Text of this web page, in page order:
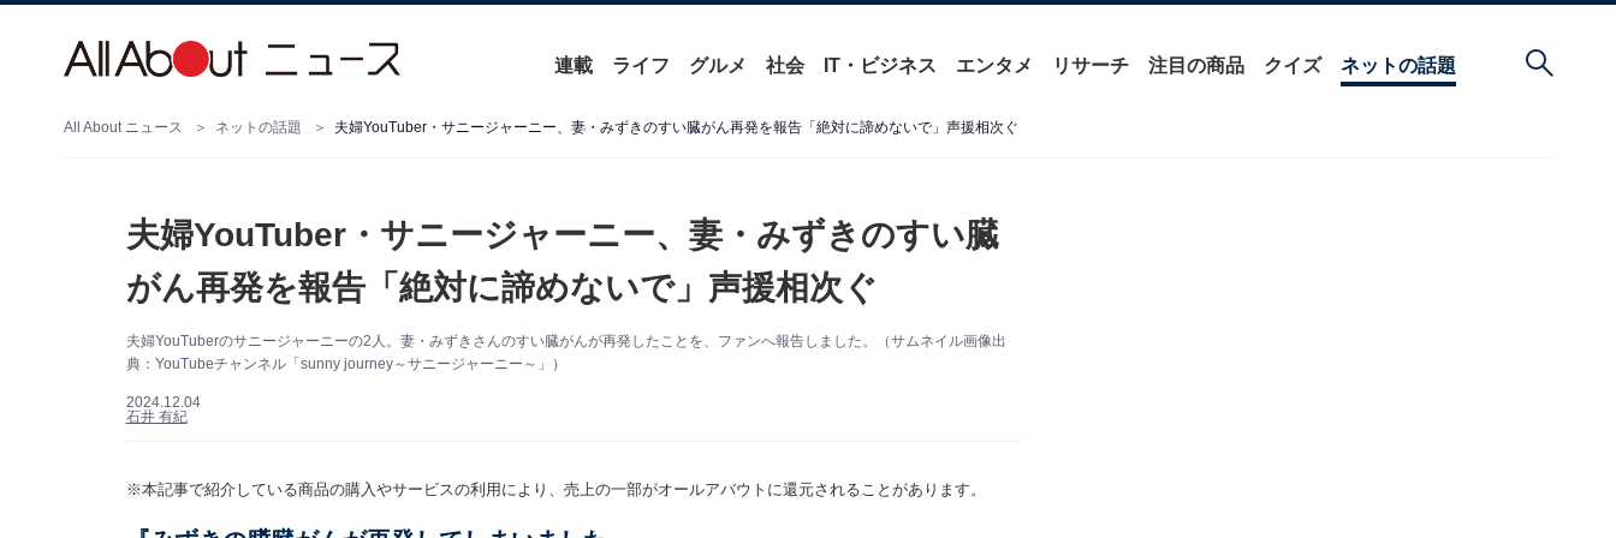
連載 ライフ グルメ 社会 IT・ビジネス エンタメ リサーチ 注目の商品 クイズ ネットの話題
All About ニュース ネットの話題 夫婦YouTuber・サニージャーニー、妻・みずきのすい臓がん再発を報告「絶対に諦めないで」声援相次ぐ
夫婦YouTuber・サニージャーニー、妻・みずきのすい臓
がん再発を報告「絶対に諦めないで」声援相次ぐ
夫婦YouTuberのサニージャーニーの2人。妻・みずきさんのすい臓がんが再発したことを、ファンへ報告しました。（サムネイル画像出
典：YouTubeチャンネル「sunny journey～サニージャーニー～」）
2024.12.04
石井 有紀
※本記事で紹介している商品の購入やサービスの利用により、売上の一部がオールアバウトに還元されることがあります。